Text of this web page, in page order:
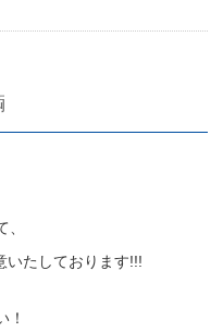
いたしております!!!
！